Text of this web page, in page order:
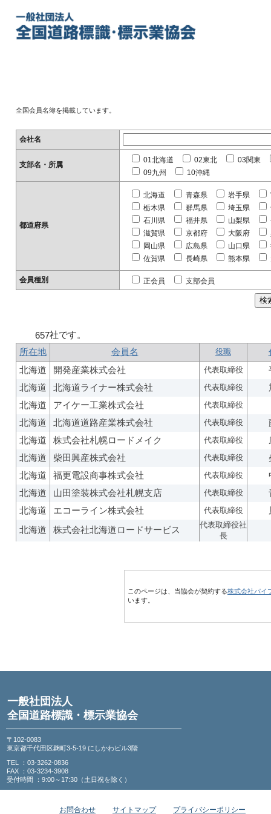
全国会員名簿を掲載しています。
会社名
支部名・所属
01北海道 02東北
03関東
09九州
10沖縄
都道府県
北海道 青森県 岩手県
栃木県
群馬県 埼玉県
石川県
福井県 山梨県
滋賀県
京都府 大阪府
岡山県
広島県 山口県
佐賀県
長崎県 熊本県
会員種別 正会員 支部会員
657社です。
所在地
会員名 役職
北海道
開発産業株式会社 代表取締役
北海道
北海道ライナー株式会社 代表取締役
北海道
アイケー工業株式会社 代表取締役
北海道 北海道道路産業株式会社 代表取締役
北海道
株式会社札幌ロードメイク 代表取締役
北海道
柴田興産株式会社 代表取締役
北海道
福更電設商事株式会社 代表取締役
北海道
山田塗装株式会社札幌支店 代表取締役
北海道
エコーライン株式会社 代表取締役
北海道
株式会社北海道ロードサービス
代表取締役社
長
このページは、当協会が契約する株式会社パイ
います。
一般社団法人
全国道路標識・標示業協会
〒102-0083
東京都千代田区麹町3-5-19 にしかわビル3階
TEL ：03-3262-0836
FAX ：03-3234-3908
受付時間 ：9:00～17:30（土日祝を除く）
お問合わせ サイトマップ プライバシーポリシー